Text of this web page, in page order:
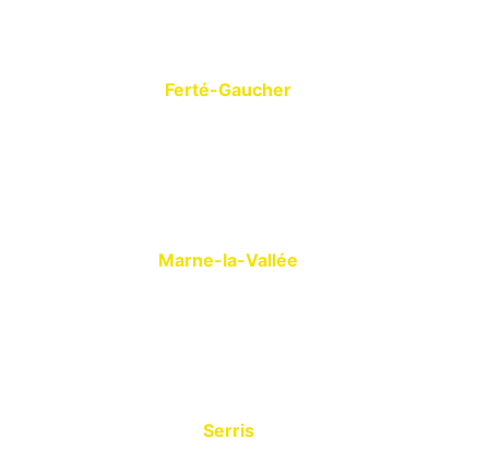
Ferté-Gaucher
Marne-la-Vallée
Serris